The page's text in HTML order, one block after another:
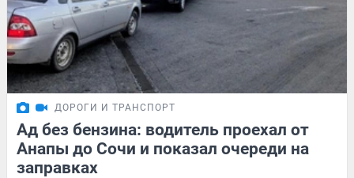
ДОРОГИ И ТРАНСПОРТ
Ад без бензина: водитель проехал от
Анапы до Сочи и показал очереди на
заправках